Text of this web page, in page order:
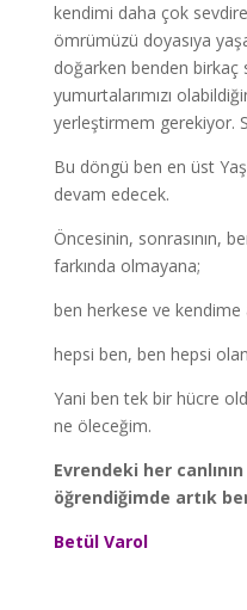
kendimi daha çok
ömrümüzü doyasıya
doğarken benden
yumurtalarımızı
yerleştirmem gerekiyor.
Bu döngü ben en üst
devam edecek.
Öncesinin, sonrasının,
farkında olmayana;
ben herkese ve kendime
hepsi ben, ben hepsi
Yani ben tek bir hücre
ne öleceğim.
Evrendeki her
öğrendiğimde artık
Betül Varol